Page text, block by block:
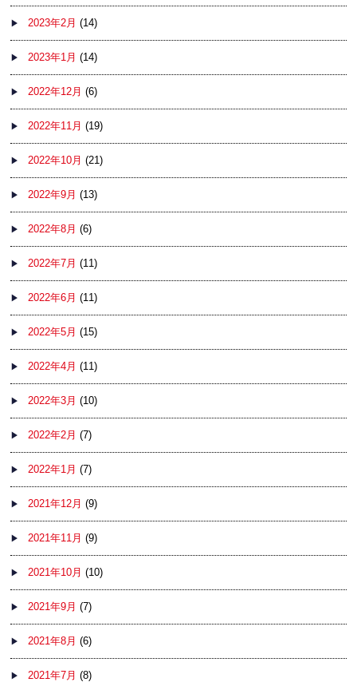
2023年2月 (14)
2023年1月 (14)
2022年12月 (6)
2022年11月 (19)
2022年10月 (21)
2022年9月 (13)
2022年8月 (6)
2022年7月 (11)
2022年6月 (11)
2022年5月 (15)
2022年4月 (11)
2022年3月 (10)
2022年2月 (7)
2022年1月 (7)
2021年12月 (9)
2021年11月 (9)
2021年10月 (10)
2021年9月 (7)
2021年8月 (6)
2021年7月 (8)